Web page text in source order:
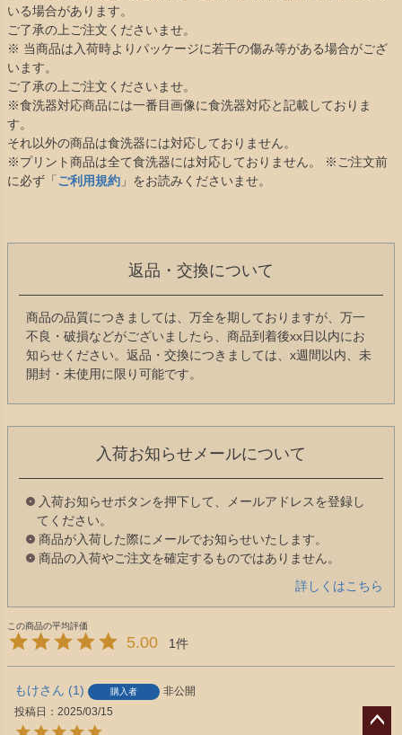
いる場合があります。
ご了承の上ご注文くださいませ。
※ 当商品は入荷時よりパッケージに若干の傷み等がある場合がござ
います。
ご了承の上ご注文くださいませ。
※食洗器対応商品には一番目画像に食洗器対応と記載しておりま
す。
それ以外の商品は食洗器には対応しておりません。
※プリント商品は全て食洗器には対応しておりません。 ※ご注文前
に必ず「ご利用規約 」をお読みくださいませ。
返品・交換について
商品の品質につきましては、万全を期しておりますが、万一
不良・破損などがございましたら、商品到着後xx日以内にお
知らせください。返品・交換につきましては、x週間以内、未
開封・未使用に限り可能です。
入荷お知らせメールについて
入荷お知らせボタンを押下して、メールアドレスを登録し
てください。
商品が入荷した際にメールでお知らせいたします。
商品の入荷やご注文を確定するものではありません。
詳しくはこちら
5.00 1
もけ 1 購入者
非公開
投稿日
2025/03/15